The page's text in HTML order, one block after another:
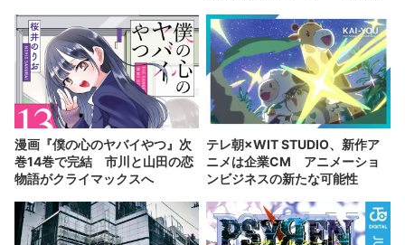
漫画『僕の心のヤバイやつ』次
巻14巻で完結 市川と山田の恋
物語がクライマックスへ
テレ朝×WIT STUDIO、新作ア
ニメは企業CM アニメーショ
ンビジネスの新たな可能性